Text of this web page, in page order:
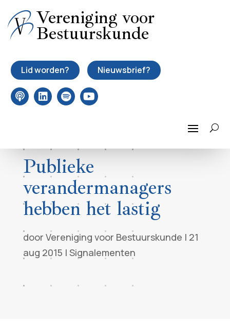
Vereniging voor
Bestuurskunde
Lid worden? Nieuwsbrief?
Publieke
verandermanagers
hebben het lastig
door Vereniging voor Bestuurskunde | 21
aug 2015 | Signalementen